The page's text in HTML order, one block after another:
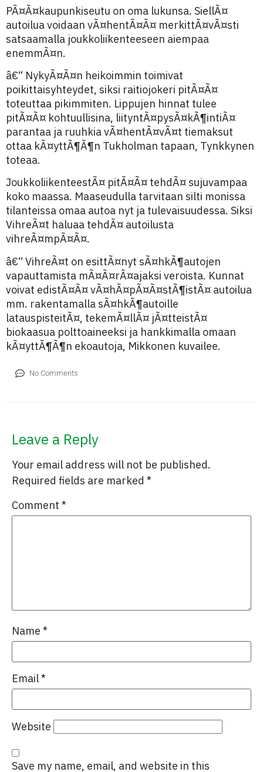
PÃ¤Ã¤kaupunkiseutu on oma lukunsa. SiellÃ¤
autoilua voidaan vÃ¤hentÃ¤Ã¤ merkittÃ¤vÃ¤sti
satsaamalla joukkoliikenteeseen aiempaa
enemmÃ¤n.
â€“ NykyÃ¤Ã¤n heikoimmin toimivat
poikittaisyhteydet, siksi raitiojokeri pitÃ¤Ã¤
toteuttaa pikimmiten. Lippujen hinnat tulee
pitÃ¤Ã¤ kohtuullisina, liityntÃ¤pysÃ¤kÃ¶intiÃ¤
parantaa ja ruuhkia vÃ¤hentÃ¤vÃ¤t tiemaksut
ottaa kÃ¤yttÃ¶Ã¶n Tukholman tapaan, Tynkkynen
toteaa.
JoukkoliikenteestÃ¤ pitÃ¤Ã¤ tehdÃ¤ sujuvampaa
koko maassa. Maaseudulla tarvitaan silti monissa
tilanteissa omaa autoa nyt ja tulevaisuudessa. Siksi
VihreÃ¤t haluaa tehdÃ¤ autoilusta
vihreÃ¤mpÃ¤Ã¤.
â€“ VihreÃ¤t on esittÃ¤nyt sÃ¤hkÃ¶autojen
vapauttamista mÃ¤Ã¤rÃ¤ajaksi veroista. Kunnat
voivat edistÃ¤Ã¤ vÃ¤hÃ¤pÃ¤Ã¤stÃ¶istÃ¤ autoilua
mm. rakentamalla sÃ¤hkÃ¶autoille
latauspisteitÃ¤, tekemÃ¤llÃ¤ jÃ¤tteistÃ¤
biokaasua polttoaineeksi ja hankkimalla omaan
kÃ¤yttÃ¶Ã¶n ekoautoja, Mikkonen kuvailee.
No Comments
Leave a Reply
Your email address will not be published.
Required fields are marked *
Comment *
Name *
Email*
Website
Save my name, email, and website in this